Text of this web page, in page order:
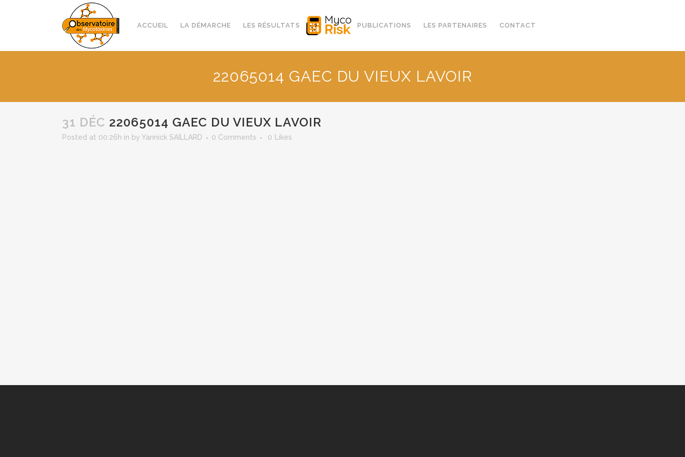
ACCUEIL LA DÉMARCHE LES RÉSULTATS PUBLICATIONS LES PARTENAIRES CONTACT
22065014 GAEC DU VIEUX LAVOIR
31 DÉC 22065014 GAEC DU VIEUX LAVOIR
Posted at 00:26h in by Yannick SAILLARD 0 Comments 0 Likes